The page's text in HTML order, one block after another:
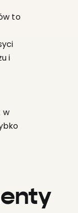
to
i
w